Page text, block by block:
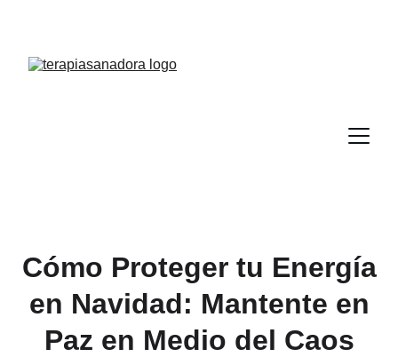
Cómo Proteger tu Energía
en Navidad: Mantente en
Paz en Medio del Caos